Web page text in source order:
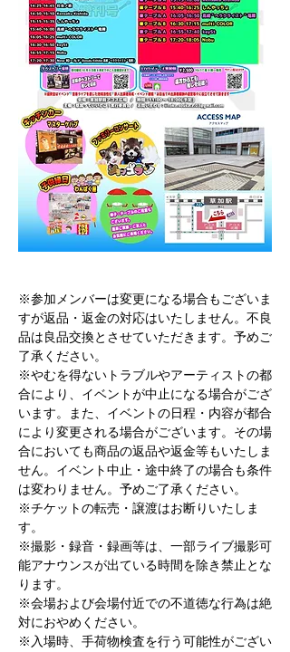
※参加メンバーは変更になる場合もございま
すが返品・返金の対応はいたしません。不良
品は良品交換とさせていただきます。予めご
了承ください。
※やむを得ないトラブルやアーティストの都
合により、イベントが中止になる場合がござ
います。また、イベントの日程・内容が都合
により変更される場合がございます。その場
合においても商品の返品や返金等もいたしま
せん。イベント中止・途中終了の場合も条件
は変わりません。予めご了承ください。
※チケットの転売・譲渡はお断りいたしま
す。
※撮影・録音・録画等は、一部ライブ撮影可
能アナウンスが出ている時間を除き禁止とな
ります。
※会場および会場付近での不道徳な行為は絶
対におやめください。
※入場時、手荷物検査を行う可能性がござい